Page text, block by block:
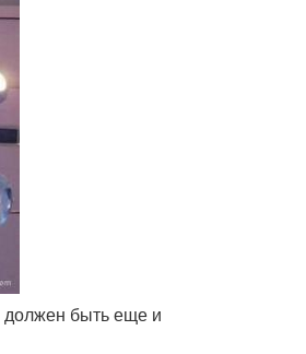
быть еще и